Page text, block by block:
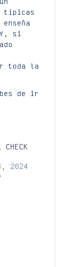
típicas
si
toda la
de ir
2024